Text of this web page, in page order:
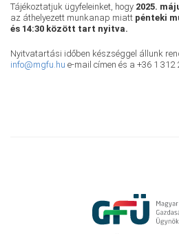
Tájékoztatjuk ügyfeleinket, hogy 2025.
az áthelyezett munkanap miatt pénteki
és 14:30 között tart nyitva.
Nyitvatartási időben készséggel állunk
info@mgfu.hu e-mail címen és a +36 1 312